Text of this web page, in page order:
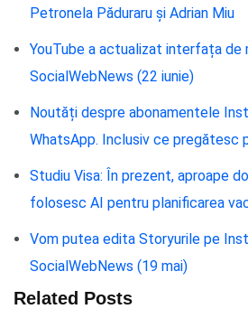
Petronela Păduraru și Adrian Miu
YouTube a actualizat interfața de
SocialWebNews (22 iunie)
Noutăți despre abonamentele
WhatsApp. Inclusiv ce pregătesc
Studiu Visa: În prezent, aproape
folosesc AI pentru planificarea
Vom putea edita Storyurile pe
SocialWebNews (19 mai)
Related Posts